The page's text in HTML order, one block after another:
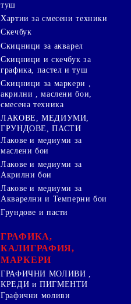
туш
Хартии за смесени техники
Скечбук
Скицници за акварел
Скицници и скечбук за
графика, пастел и туш
Скицници за маркери ,
акрилни , маслени бои,
смесена техника
ЛАКОВЕ, МЕДИУМИ,
ГРУНДОВЕ, ПАСТИ
Лакове и медиуми за
маслени бои
Лакове и медиуми за
Акрилни бои
Лакове и медиуми за
Акварелни и Темперни бои
Грундове и пасти
ГРАФИКА,
КАЛИГРАФИЯ,
МАРКЕРИ
ГРАФИЧНИ МОЛИВИ ,
КРЕДИ и ПИГМЕНТИ
Графични моливи